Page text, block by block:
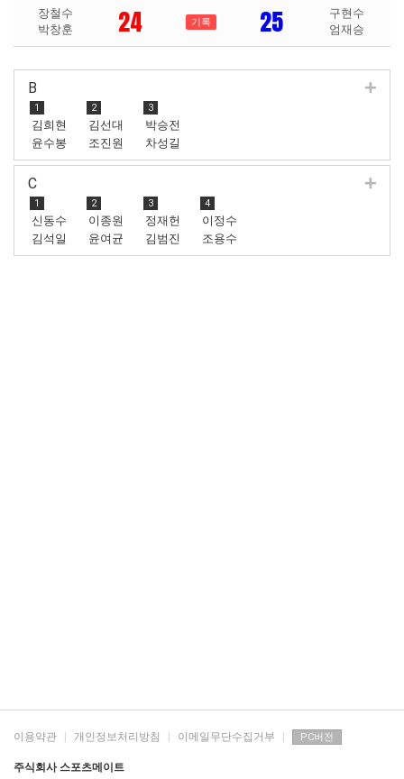
장철수
박창훈
24 기록 25
구현수
엄재승
B
1
김희현
윤수봉
2
김선대
조진원
3
박승전
차성길
C
1
신동수
김석일
2
이종원
윤여균
3
정재헌
김범진
4
이정수
조용수
이용약관 개인정보처리방침 이메일무단수집거부 PC버전
주식회사 스포츠메이트